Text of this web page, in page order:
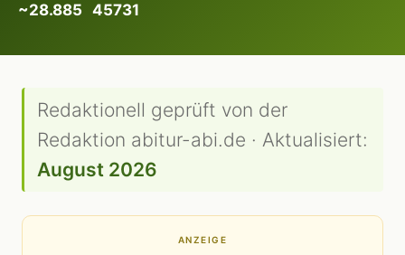
~28.885 45731
Redaktionell geprüft von der
Redaktion abitur-abi.de · Aktualisiert:
August 2026
ANZEIGE